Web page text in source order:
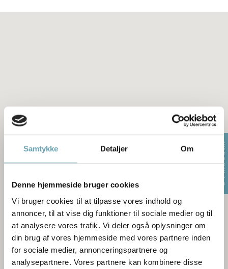
Samtykke Detaljer Om
Denne hjemmeside bruger cookies
Vi bruger cookies til at tilpasse vores indhold og
annoncer, til at vise dig funktioner til sociale medier og til
at analysere vores trafik. Vi deler også oplysninger om
din brug af vores hjemmeside med vores partnere inden
for sociale medier, annonceringspartnere og
analysepartnere. Vores partnere kan kombinere disse
Find butik